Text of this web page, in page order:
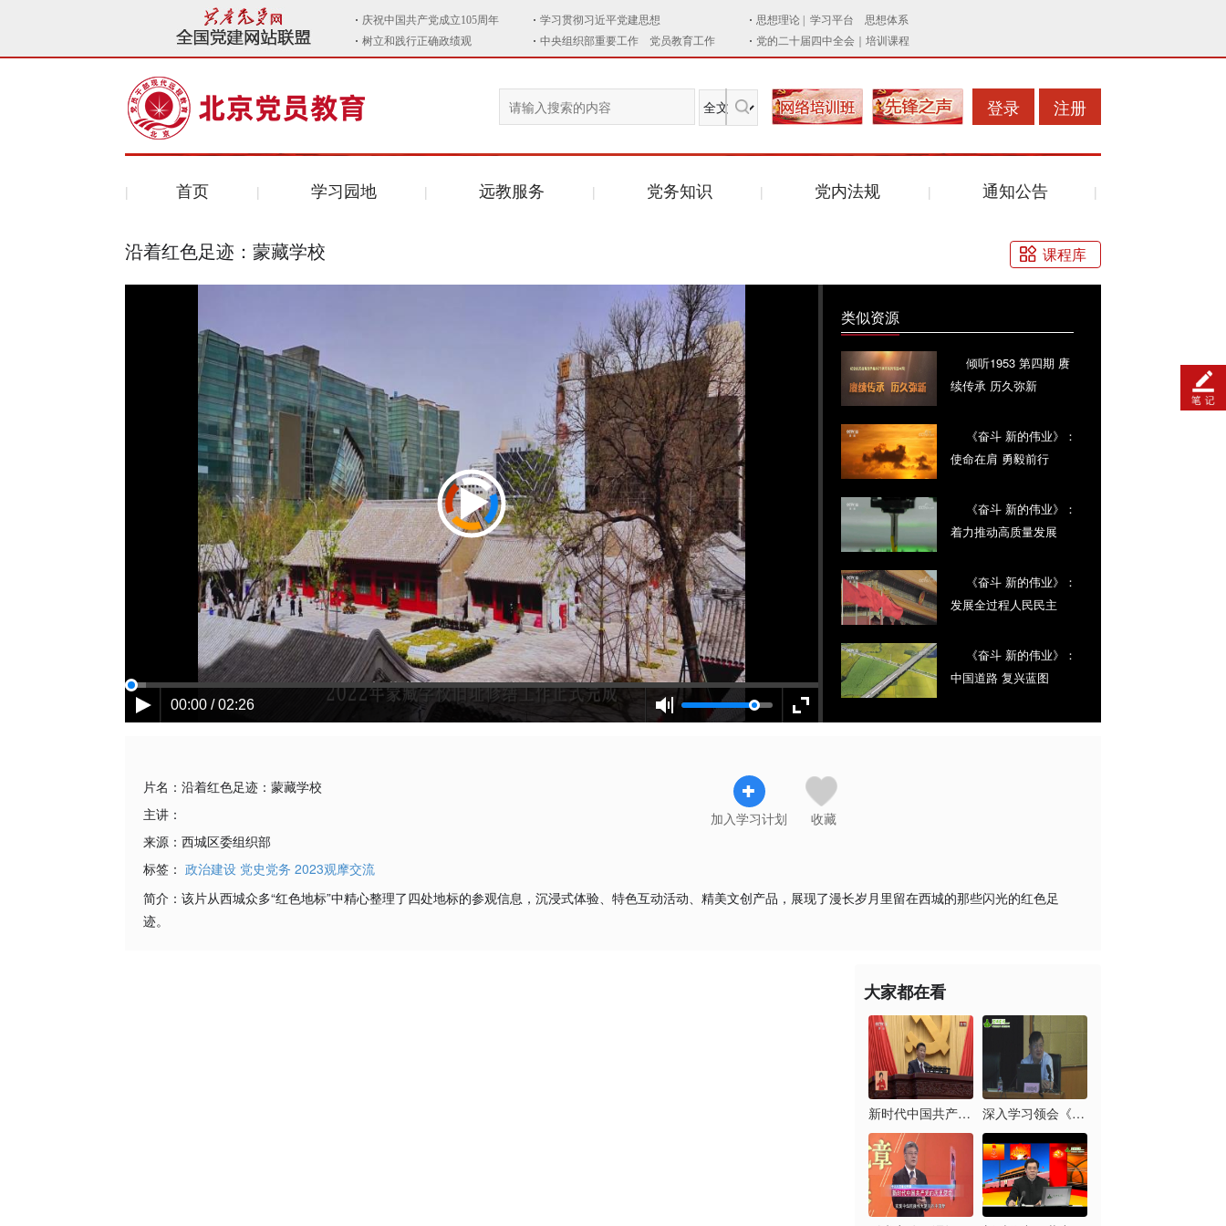
登录 注册
首页 学习园地 远教服务 党务知识 党内法规 通知公告
课程库
沿着红色足迹：蒙藏学校
00:00 / 02:26
类似资源
倾听1953 第四期 赓
续传承 历久弥新
《奋斗 新的伟业》：
使命在肩 勇毅前行
《奋斗 新的伟业》：
着力推动高质量发展
《奋斗 新的伟业》：
发展全过程人民民主
《奋斗 新的伟业》：
中国道路 复兴蓝图
片名： 沿着红色足迹：蒙藏学校
主讲：
来源： 西城区委组织部
标签： 政治建设 党史党务 2023观摩交流
加入学习计划 收藏
简介： 该片从西城众多“红色地标”中精心整理了四处地标的参观信息，沉浸式体验、特色互动活动、精美文创产品，展现了漫长岁月里留在西城的那些闪光的红色足
迹。
大家都在看
新时代中国共产党的历... 深入学习领会《习近平...